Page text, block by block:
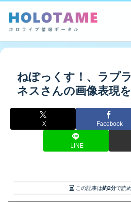
ねぽっくす！、ラプ
ネスさんの画像表現
X Facebook
LINE
この記事は約2分で読